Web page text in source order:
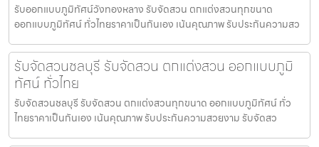
รับออกแบบภูมิทัศน์วังทองหลาง รับจัดสวน ตกแต่งสวนทุกขนาด
ออกแบบภูมิทัศน์ ทั่วไทยราคาเป็นกันเอง เน้นคุณภาพ รับประกันความสว
รับจัดสวนชลบุรี รับจัดสวน ตกแต่งสวน ออกแบบภูมิ
ทัศน์ ทั่วไทย
รับจัดสวนชลบุรี รับจัดสวน ตกแต่งสวนทุกขนาด ออกแบบภูมิทัศน์ ทั่ว
ไทยราคาเป็นกันเอง เน้นคุณภาพ รับประกันความสวยงาม รับจัดสว